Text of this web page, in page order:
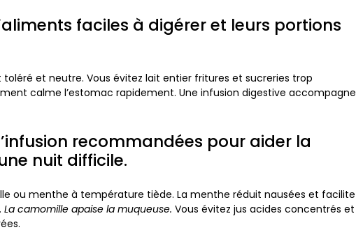
faciles à digérer et leurs portions
toléré et neutre. Vous évitez lait entier fritures et sucreries trop
calme l’estomac rapidement. Une infusion digestive accompagne
recommandées pour aider la
nuit difficile.
ou menthe à température tiède. La menthe réduit nausées et facilite
La camomille apaise la muqueuse. Vous évitez jus acides concentrés et